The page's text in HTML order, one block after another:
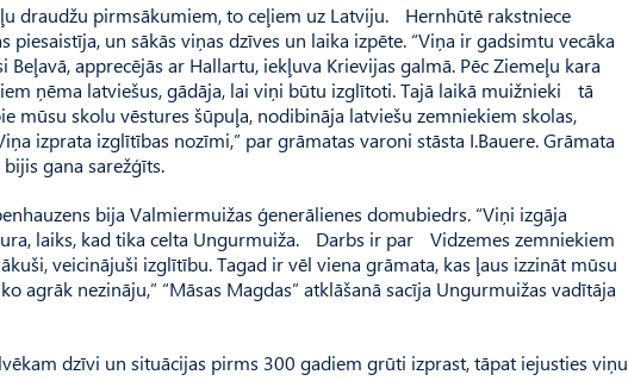
draudžu pirmsākumiem, to ceļiem uz Latviju. Hernhūtē rakstniece
un sākās viņas dzīves un laika izpēte. “Viņa ir gadsimtu vecāka
apprecējās ar Hallartu, iekļuva Krievijas galmā. Pēc Ziemeļu kara
ņēma latviešus, gādāja, lai viņi būtu izglītoti. Tajā laikā muižnieki tā
mūsu skolu vēstures šūpuļa, nodibināja latviešu zemniekiem skolas,
izprata izglītības nozīmi,” par grāmatas varoni stāsta I.Bauere. Grāmata
gana sarežģīts.
bija Valmiermuižas ģenerālienes domubiedrs. “Viņi izgāja
laiks, kad tika celta Ungurmuiža. Darbs ir par Vidzemes zemniekiem
veicinājuši izglītību. Tagad ir vēl viena grāmata, kas ļaus izzināt mūsu
agrāk nezināju,” “Māsas Magdas” atklāšanā sacīja Ungurmuižas vadītāja
dzīvi un situācijas pirms 300 gadiem grūti izprast, tāpat iejusties viņu